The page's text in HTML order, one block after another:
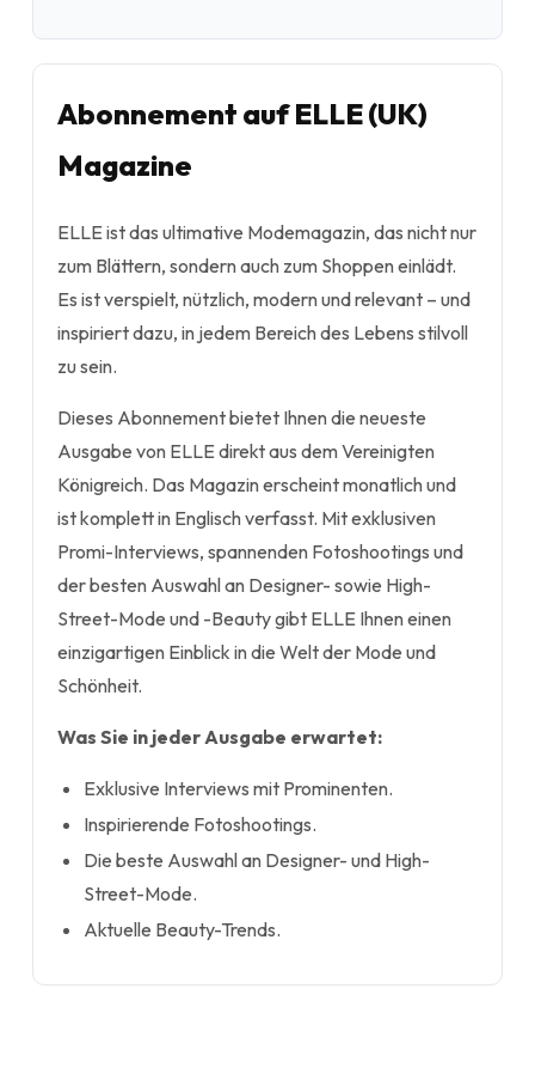
Abonnement auf ELLE (UK)
Magazine
ELLE ist das ultimative Modemagazin, das nicht nur
zum Blättern, sondern auch zum Shoppen einlädt.
Es ist verspielt, nützlich, modern und relevant – und
inspiriert dazu, in jedem Bereich des Lebens stilvoll
zu sein.
Dieses Abonnement bietet Ihnen die neueste
Ausgabe von ELLE direkt aus dem Vereinigten
Königreich. Das Magazin erscheint monatlich und
ist komplett in Englisch verfasst. Mit exklusiven
Promi-Interviews, spannenden Fotoshootings und
der besten Auswahl an Designer- sowie High-
Street-Mode und -Beauty gibt ELLE Ihnen einen
einzigartigen Einblick in die Welt der Mode und
Schönheit.
Was Sie in jeder Ausgabe erwartet:
Exklusive Interviews mit Prominenten.
Inspirierende Fotoshootings.
Die beste Auswahl an Designer- und High-
Street-Mode.
Aktuelle Beauty-Trends.